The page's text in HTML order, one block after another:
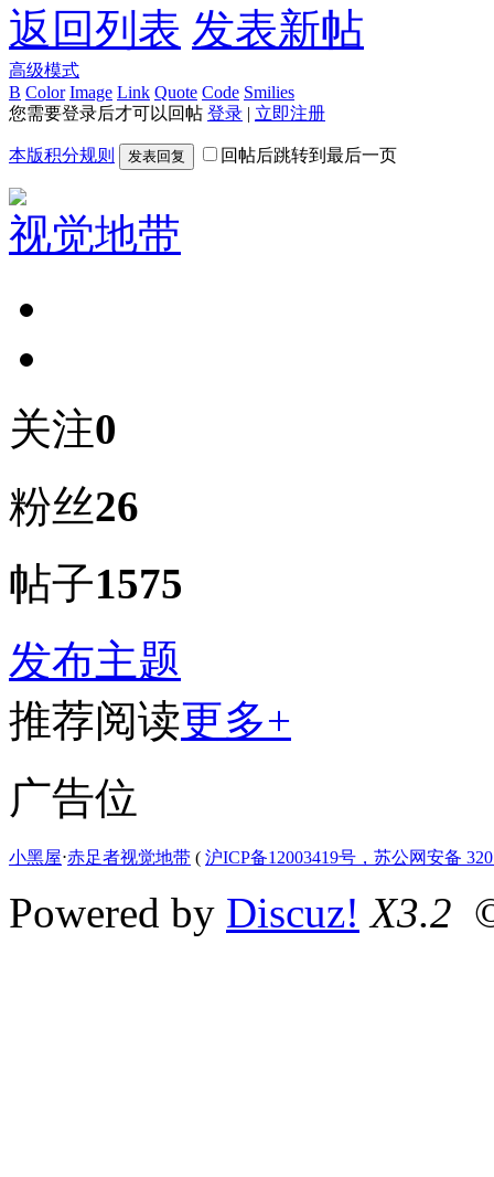
返回列表 发表新帖
高级模式
B Color Image Link Quote Code Smilies
您需要登录后才可以回帖 登录 | 立即注册
本版积分规则 发表回复 回帖后跳转到最后一页
视觉地带
关注0
粉丝26
帖子1575
发布主题
推荐阅读更多+
广告位
小黑屋⋅赤足者视觉地带 ( 沪ICP备12003419号，苏公网安备
Powered by Discuz! X3.2